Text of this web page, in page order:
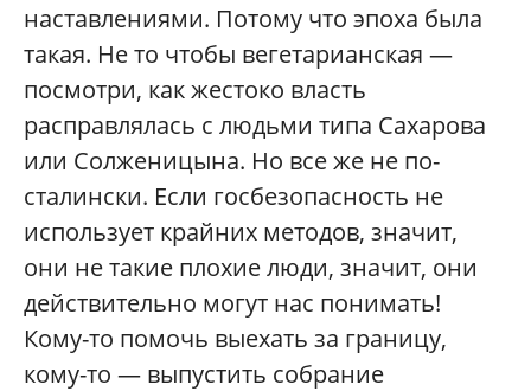
наставлениями. Потому что эпоха была
такая. Не то чтобы вегетарианская —
посмотри, как жестоко власть
расправлялась с людьми типа Сахарова
или Солженицына. Но все же не по-
сталински. Если госбезопасность не
использует крайних методов, значит,
они не такие плохие люди, значит, они
действительно могут нас понимать!
Кому-то помочь выехать за границу,
кому-то — выпустить собрание